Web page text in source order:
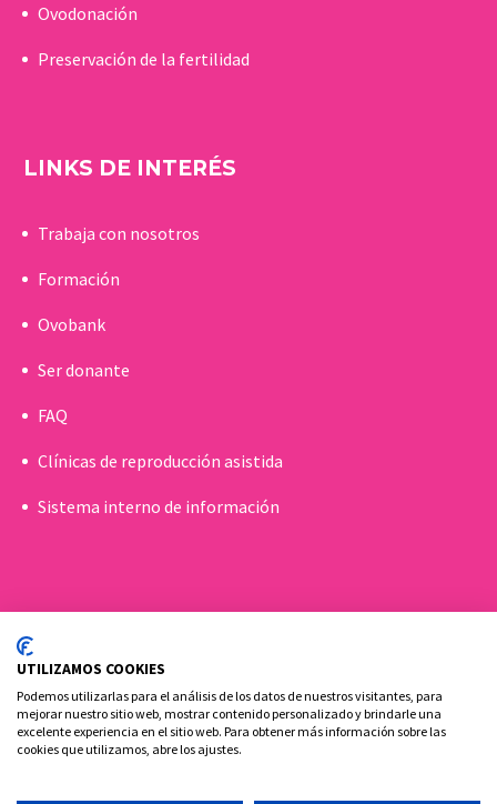
Ovodonación
Preservación de la fertilidad
LINKS DE INTERÉS
Trabaja con nosotros
Formación
Ovobank
Ser donante
FAQ
Clínicas de reproducción asistida
Sistema interno de información
UTILIZAMOS COOKIES
Podemos utilizarlas para el análisis de los datos de nuestros visitantes, para
mejorar nuestro sitio web, mostrar contenido personalizado y brindarle una
excelente experiencia en el sitio web. Para obtener más información sobre las
cookies que utilizamos, abre los ajustes.